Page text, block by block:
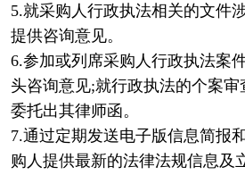
5.就采购人行政执法相关的文件
提供咨询意见。
6.参加或列席采购人行政执法案
头咨询意见;就行政执法的个案
委托出其律师函。
7.通过定期发送电子版信息简报
购人提供最新的法律法规信息及